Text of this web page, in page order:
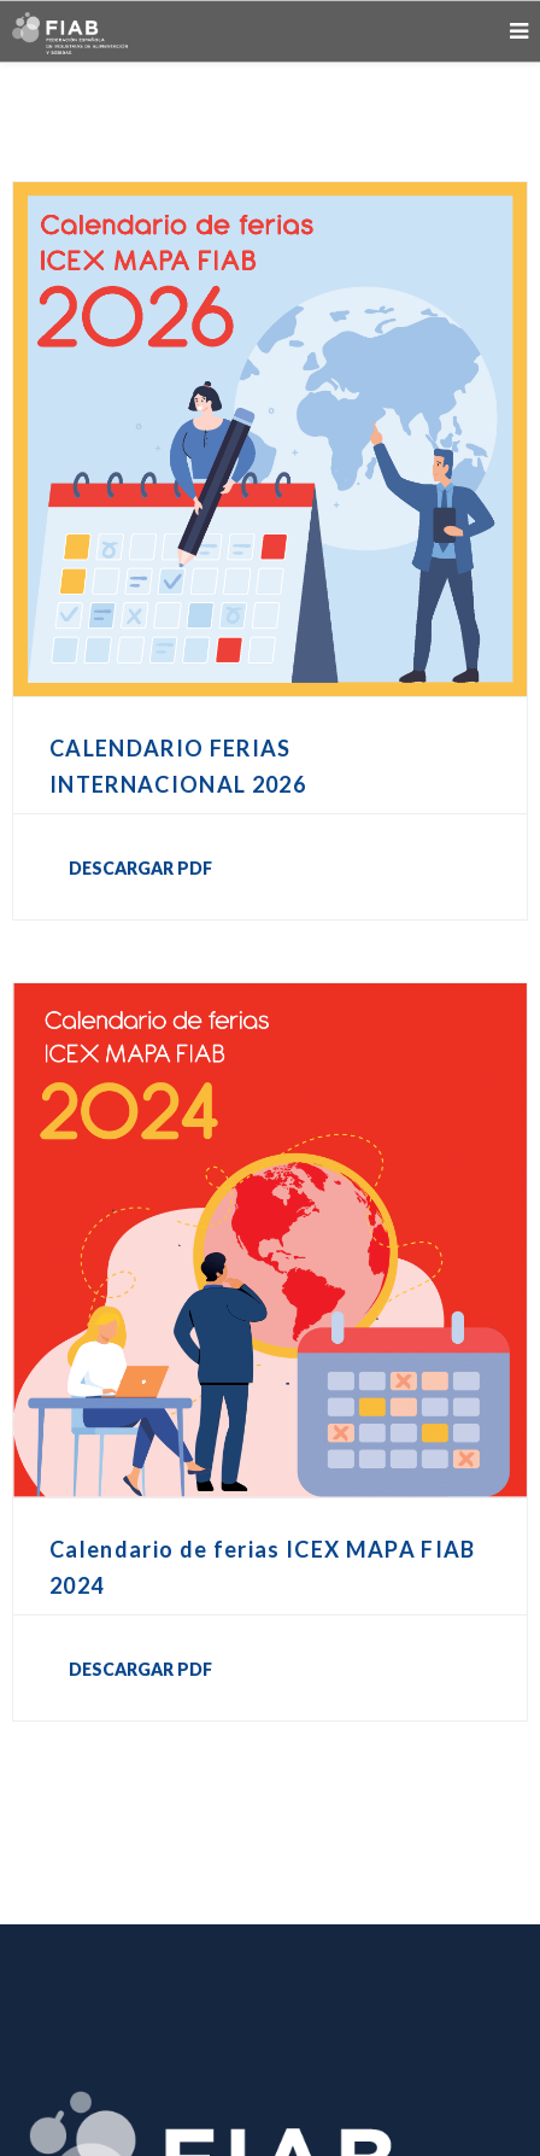
CALENDARIO FERIAS
INTERNACIONAL 2026
DESCARGAR PDF
Calendario de ferias ICEX MAPA FIAB
2024
DESCARGAR PDF